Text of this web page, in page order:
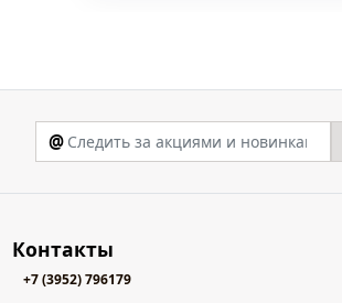
@
Контакты
+7 (3952) 796179